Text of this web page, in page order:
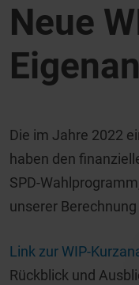
Neue
Die im Jahre 2022
haben den
SPD-
unserer
Link zur WIP-
Rückblick und